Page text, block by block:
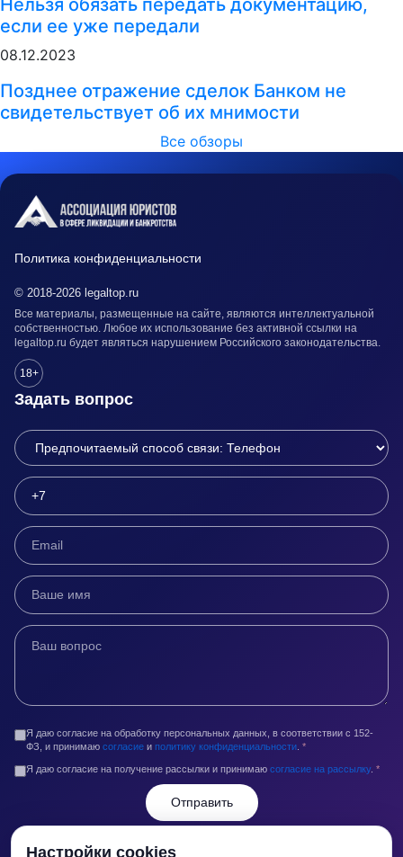
Нельзя обязать передать документацию,
если ее уже передали
08.12.2023
Позднее отражение сделок Банком не
свидетельствует об их мнимости
Все обзоры
Политика конфиденциальности
© 2018-2026 legaltop.ru
Все материалы, размещенные на сайте, являются интеллектуальной
собственностью. Любое их использование без активной ссылки на
legaltop.ru будет являться нарушением Российского законодательства.
18+
Задать вопрос
Я даю согласие на обработку персональных данных, в соответствии с 152-
ФЗ, и принимаю согласие и политику конфиденциальности *
Я даю согласие на получение рассылки и принимаю согласие на рассылку. *
Отправить
Настройки cookies